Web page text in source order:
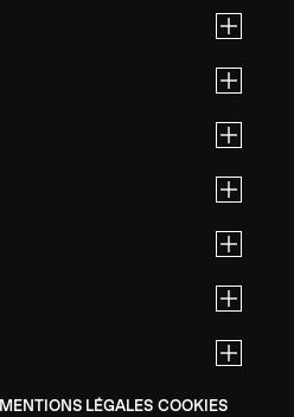
MENTIONS LÉGALES COOKIES